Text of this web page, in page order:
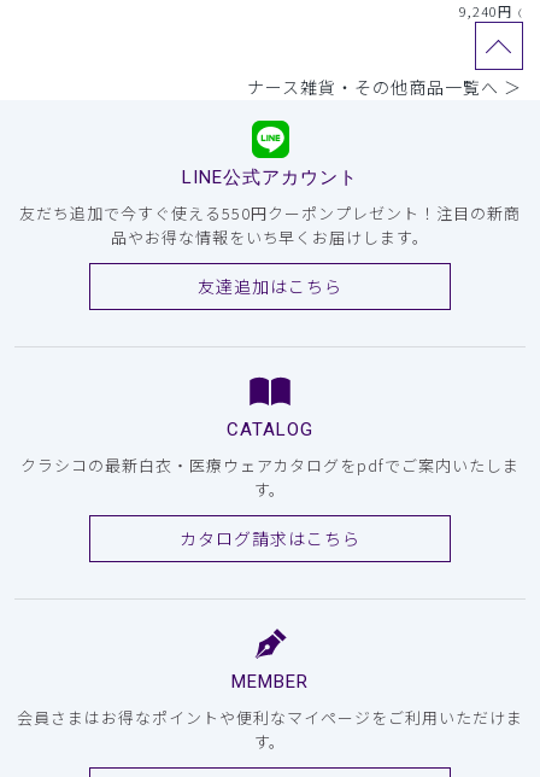
9,240円 （税
ナース雑貨・その他商品一覧へ ＞
LINE公式アカウント
友だち追加で今すぐ使える550円クーポンプレゼント！注目の新商
品やお得な情報をいち早くお届けします。
友達追加はこちら
CATALOG
クラシコの最新白衣・医療ウェアカタログをpdfでご案内いたしま
す。
カタログ請求はこちら
MEMBER
会員さまはお得なポイントや便利なマイページをご利用いただけま
す。